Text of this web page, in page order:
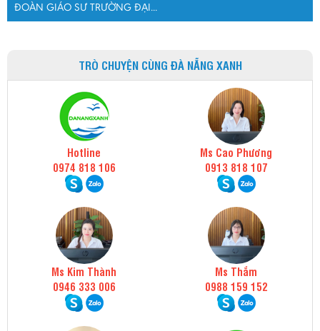
ĐOÀN GIÁO SƯ TRƯỜNG ĐẠI...
TRÒ CHUYỆN CÙNG ĐÀ NẴNG XANH
Hotline
0974 818 106
Ms Cao Phương
0913 818 107
Ms Kim Thành
0946 333 006
Ms Thắm
0988 159 152